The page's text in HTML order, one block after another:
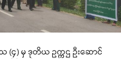
(၄) မှ ဒုတိယ ဥက္ကဌ ဦးဆောင်